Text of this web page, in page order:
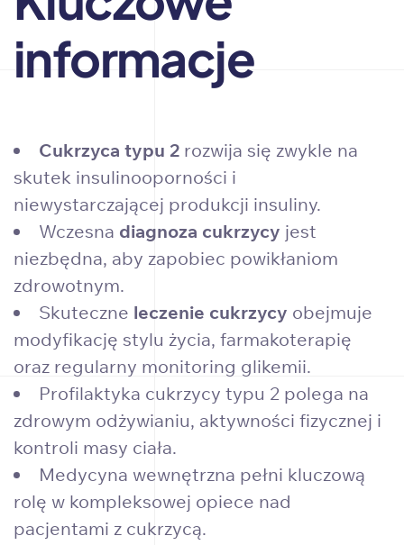
informacje
Cukrzyca typu 2 rozwija się zwykle na
skutek insulinooporności i
niewystarczającej produkcji insuliny.
Wczesna diagnoza cukrzycy jest
niezbędna, aby zapobiec powikłaniom
zdrowotnym.
Skuteczne leczenie cukrzycy obejmuje
modyfikację stylu życia, farmakoterapię
oraz regularny monitoring glikemii.
Profilaktyka cukrzycy typu 2 polega na
zdrowym odżywianiu, aktywności fizycznej i
kontroli masy ciała.
Medycyna wewnętrzna pełni kluczową
rolę w kompleksowej opiece nad
pacjentami z cukrzycą.